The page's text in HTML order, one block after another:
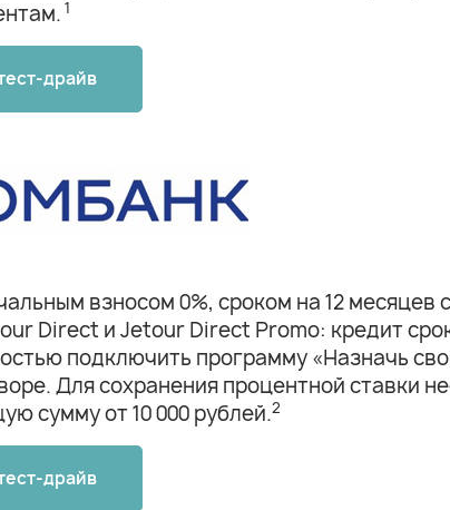
1
драйв
взносом 0%, сроком на 12 месяцев
Direct и Jetour Direct Promo: кредит
подключить программу «Назначь
Для сохранения процентной ставки
сумму от 10 000 рублей.2
драйв